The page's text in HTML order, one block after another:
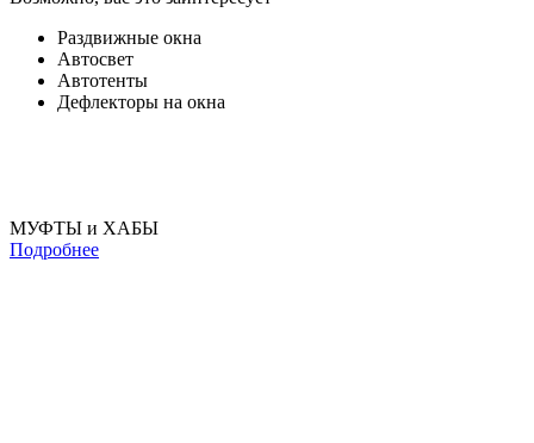
Раздвижные окна
Автосвет
Автотенты
Дефлекторы на окна
МУФТЫ и ХАБЫ
Подробнее